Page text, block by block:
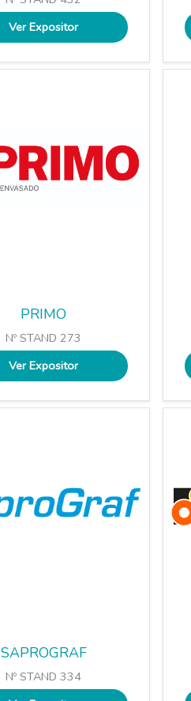
Ver Expositor
PRIMO
Nº STAND 273
Ver Expositor
SAPROGRAF
Nº STAND 334